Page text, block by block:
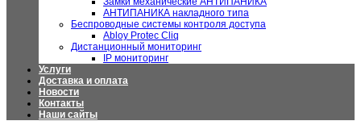
АНТИПАНИКА накладного типа
Беспроводные системы контроля доступа
Abloy Protec Cliq
Дистанционный мониторинг
IP мониторинг
Услуги
Доставка и оплата
Новости
Контакты
Наши сайты